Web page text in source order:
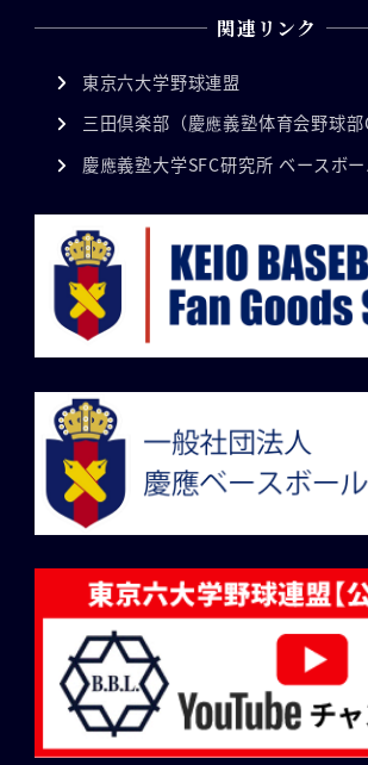
関連リンク
東京六大学野球連盟
三田倶楽部（慶應義塾体育会野球部
慶應義塾大学SFC研究所 ベースボ